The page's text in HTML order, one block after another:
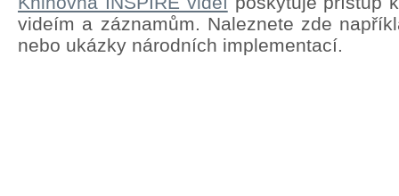
videím a záznamům. Naleznete zde
nebo ukázky národních implementací.